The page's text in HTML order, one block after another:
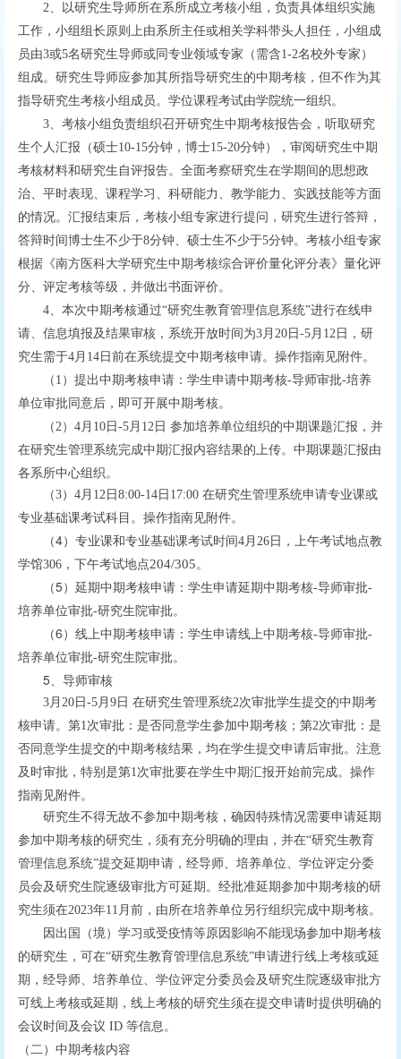
2、以研究生导师所在系所成立考核小组，负责具体组织实施
工作，小组组长原则上由系所主任或相关学科带头人担任，小组成
员由3或5名研究生导师或同专业领域专家 （需含1-2名校外专家）
组成。 研究生导师应参加其所指导研究生的中期考核，但不作为其
指导研究生考核小组成员。 学位课程考试由学院统一组织。
3、考核小组负责组织召开研究生中期考核报告会，听取研究
生个人汇报（硕士10-15分钟，博士15-20分钟），审阅研究生中期
考核材料和研究生自评报告。全面考察研究生在学期间的思想政
治、平时表现、课程学习、科研能力、教学能力、实践技能等方面
的情况。汇报结束后，考核小组专家进行提问，研究生进行答辩，
答辩时间博士生不少于8分钟、硕士生不少于5分钟。考核小组专家
根据《南方医科大学研究生中期考核综合评价量化评分表》量化评
分、评定考核等级，并做出书面评价。
4、本次中期考核通过“研究生教育管理信息系统”进行在线申
请、信息填报及结果审核，系统开放时间为3月 20 日 -5月 12 日，研
究生需于4月 14 日前在系统提交中期考核申请。 操作指南见附件。
（ 1 ）提出中期考核申请：学生申请中期考核-导师审批-培养
单位审批同意后，即可开展中期考核。
（2） 4月 10 日 -5月 12 日 参加培养单位组织的中期课题汇报，并
在研究生管理系统完成中期汇报内容结果的上传。 中期课题汇报由
各系所中心组织。
（3） 4月 12 日 8:00-14 日 17:00 在研究生管理系统申请专业课或
专业基础课考试科目。 操作指南见附件。
（4） 专业课和专业基础课考试时间4月 26 日，上午考试地点教
学馆306 ，下午考试地点204/305。
（5）
延期中期考核申请：学生申请延期中期考核-导师审批-
培养单位审批-研究生院审批。
（6） 线上中期考核申请：学生申请线上中期考核-导师审批-
培养单位审批-研究生院审批。
5、 导师审核
3月 20 日 -5月 9 日 在研究生管理系统2次审批学生提交的中期考
核申请。第1次审批：是否同意学生参加中期考核；第2次审批：是
否同意学生提交的中期考核结果，均在学生提交申请后审批。注意
及时审批，特别是第1次审批要在学生中期汇报开始前完成。 操作
指南见附件。
研究生不得无故不参加中期考核，确因特殊情况需要申请延期
参加中期考核的研究生，须有充分明确的理由，并在“研究生教育
管理信息系统”提交延期申请，经导师、培养单位、学位评定分委
员会及研究生院逐级审批方可延期。经批准延期参加中期考核的研
究生须在2023年11 月前，由所在培养单位另行组织完成中期考核。
因出国（境）学习或受疫情等原因影响不能现场参加中期考核
的研究生，可在“研究生教育管理信息系统”申请进行线上考核或延
期 ，经导师、培养单位、学位评定分委员会及研究生院逐级审批方
可线上考核或延期，线上考核的研究生须在提交申请时提供明确的
会议时间及会议 ID 等信息。
（二）中期考核内容